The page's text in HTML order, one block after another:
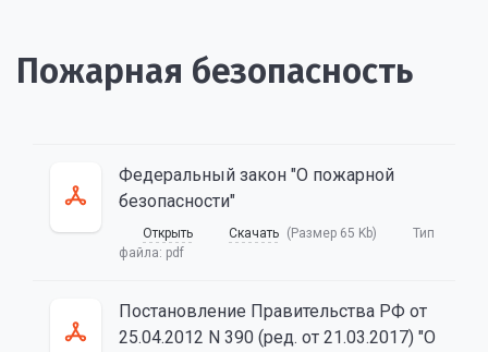
Пожарная безопасность
Федеральный закон "О пожарной
безопасности"
Открыть Скачать (Размер 65 Kb)
Тип
файла: pdf
Постановление Правительства РФ от
25.04.2012 N 390 (ред. от 21.03.2017) "О